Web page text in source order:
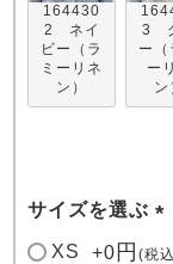
売れ筋ランキ
- Item
すべての
164430
2 ネイ
ビー（ラ
ミーリネ
ン）
3
ー（
ー
ン
サイズを選ぶ
(
XS +0 税